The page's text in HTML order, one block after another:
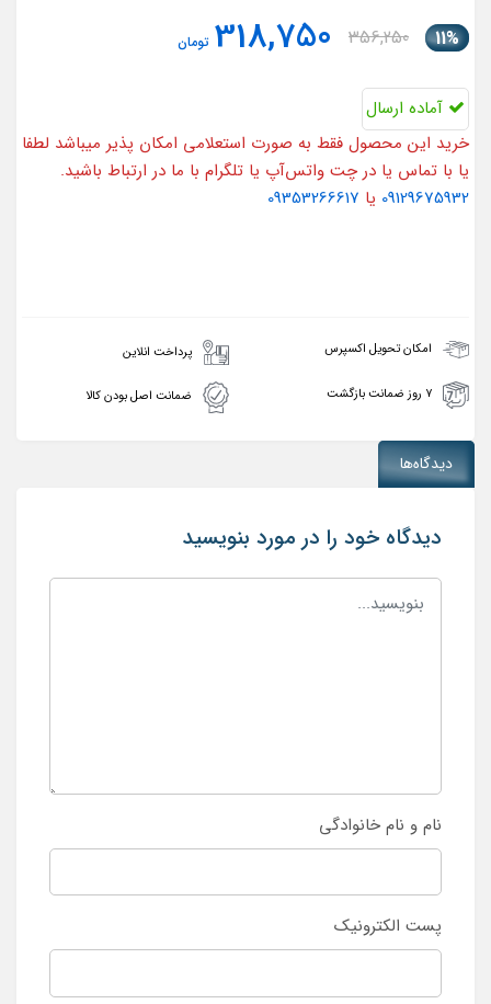
11%
356,250
318,750 تومان
آماده ارسال
خرید این محصول فقط به صورت استعلامی امکان پذیر میباشد لطفا
یا با تماس یا در چت واتس‌آپ یا تلگرام با ما در ارتباط باشید.
09129675932 یا 09353266617
امکان تحویل اکسپرس پرداخت انلاین
۷ روز ضمانت بازگشت ضمانت اصل بودن کالا
دیدگاه‌ها
دیدگاه خود را در مورد بنویسید
نام و نام خانوادگی
پست الکترونیک